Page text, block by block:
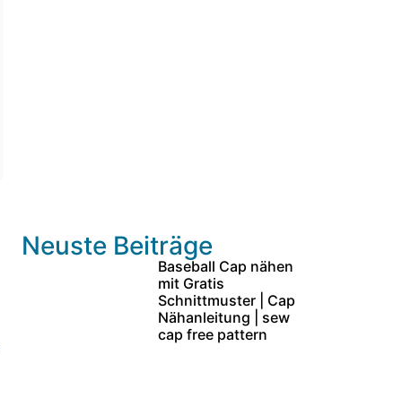
Neuste Beiträge
Baseball Cap nähen
mit Gratis
Schnittmuster | Cap
Nähanleitung | sew
cap free pattern